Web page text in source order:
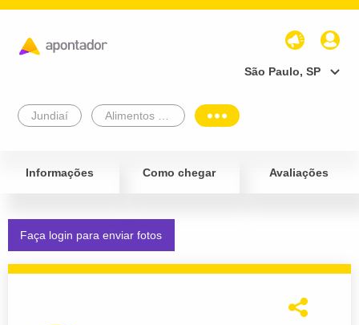
São Paulo, SP
Jundiaí
Informações Como chegar Avaliações
Faça login para enviar fotos